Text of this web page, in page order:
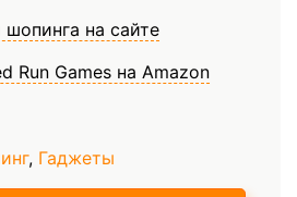
на сайте
Run Games на Amazon
, Гаджеты